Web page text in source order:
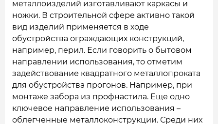
металлоизделий изготавливают каркасы и
ножки. В строительной сфере активно такой
вид изделий применяется в ходе
обустройства ограждающих конструкций,
например, перил. Если говорить о бытовом
направлении использования, то отметим
задействование квадратного металлопроката
для обустройства прогонов. Например, при
монтаже забора из профнастила. Еще одно
ключевое направление использования –
облегченные металлоконструкции. Среди них